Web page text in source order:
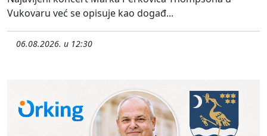
Vukovaru već se opisuje kao događ...
06.08.2026. u 12:30